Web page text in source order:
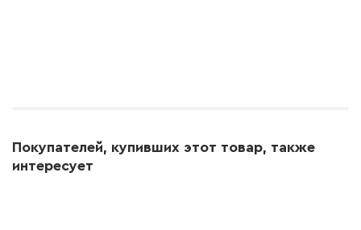
Покупателей, купивших этот товар, также
интересует